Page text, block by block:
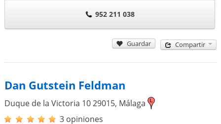
952 211 038
Guardar Compartir
Dan Gutstein Feldman
Duque de la Victoria 1029015, Málaga
3 opiniones